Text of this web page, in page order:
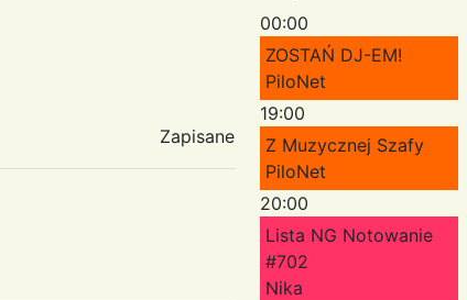
Zapisane
00:00
ZOSTAŃ DJ-EM!
PiloNet
19:00
Z Muzycznej Szafy
PiloNet
20:00
Lista NG Notowanie
#702
Nika